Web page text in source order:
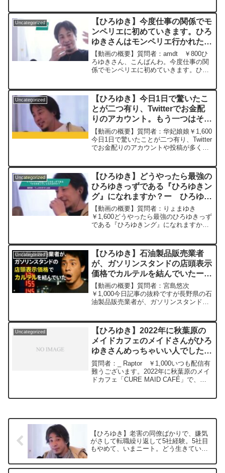
た。これからが不安です。元動画：神と
感動は心の...
Uncategorized
【ひろゆき】今度仕事の関係でモ
ンペリエに初めていきます。ひろ
ゆきさんはモンペリエ行かれたこ
とはありますか？ー ひろゆき切
り抜き 20250604
【動画の概要】質問者：amdt ￥800ひ
ろゆきさん、こんばんわ。今度仕事の関
係でモンペリエに初めていきます。ひろ
またあがるよ ひろゆきさんの動
画で、寄せられた質...
Uncategorized
【ひろゆき】今日1日で驚いたこ
とが二つ有り、Twitterでお金配
りのアカウント。もう一つはそれ
に信じて群がってる人がめちゃく
ちゃ多くてびっくりしました。
ー ひろゆき切り抜き
【動画の概要】質問者：华妃娘娘￥1,600
今日1日で驚いたことが二つ有り、Twitter
でお金配りのアカウントや投稿が多く、1
ん。もう一つはそれに信じて群がってる
人が...
Uncategorized
【ひろゆき】どうやったら最強の
ひろゆきっずである『ひろゆきン
グ』になれますか？ー ひろゆき
切り抜き 20230322
【動画の概要】質問者：りょまゆき
￥1,600どうやったら最強のひろゆきっず
である『ひろゆきング』になれますか？
いて、...
Uncategorized
【ひろゆき】石油製品販売業者
が、ガソリンスタンドの店頭表示
価格でカルテルを結んでいたー
ひろゆき切り抜き 20250806
【動画の概要】質問者：宮島悠次
￥1,000今日記事の抜粋ですが長野県の石
油製品販売業者が、ガソリンスタンドの
な取引制限スタンド運営業者でつくる長
野県石油商業組合に再発...
Uncategorized
【ひろゆき】2022年に秋葉原の
メイドカフェのメイドさんがひろ
ゆきさんめっちゃいい人でしたと
言っていました。エピソードあれ
ばぜひお聞きしたいです！ー ひ
ろゆき切り抜き 20240112
質問者：_ Raptor ￥1,000いつも配信有
難うございます。2022年に秋葉原のメイ
ドカフェ「CURE MAID CAFÉ」で、超
んめっちゃいい人でした」と笑顔でおっ
れたんでしょうか？何か思い当たるエピ
ソードあればぜひお聞きしたいです！お
願いします元動画：能登半島に最大同時
Erdingerを呑みながら。2024/01/12
【ひろゆき】老害の同僚ばかりで、嫌気
がさして転職繰り返して5社経験。5社目
もやめて、いまニート。どう生きていけ
き 20250221